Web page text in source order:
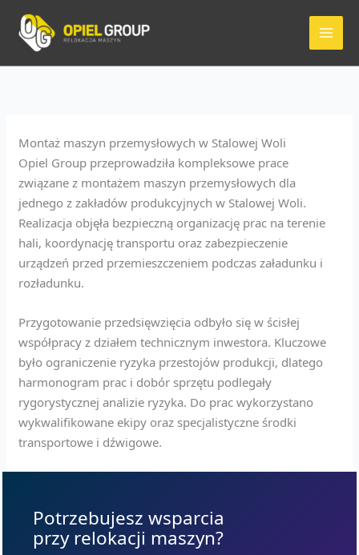
treści
Montaż maszyn przemysłowych w Stalowej Woli
Opiel Group przeprowadziła kompleksowe prace
związane z montażem maszyn przemysłowych dla
jednego z zakładów produkcyjnych w Stalowej Woli.
Realizacja objęła bezpieczną organizację prac na terenie
hali, koordynację transportu oraz zabezpieczenie
urządzeń przed przemieszczeniem podczas załadunku i
rozładunku.
Przygotowanie przedsięwzięcia odbyło się w ścisłej
współpracy z działem technicznym inwestora. Kluczowe
było ograniczenie ryzyka przestojów produkcji, dlatego
harmonogram prac i dobór sprzętu podlegały
rygorystycznej analizie ryzyka. Do prac wykorzystano
wykwalifikowane ekipy oraz specjalistyczne środki
transportowe i dźwigowe.
Potrzebujesz wsparcia
przy relokacji maszyn?